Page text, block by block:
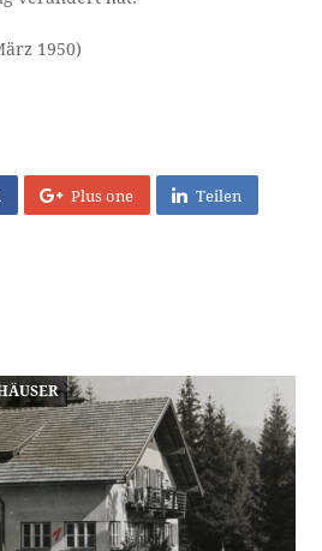
1950)
Plus one Teilen